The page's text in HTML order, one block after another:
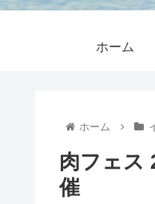
ホーム
ホーム
肉フェス
催